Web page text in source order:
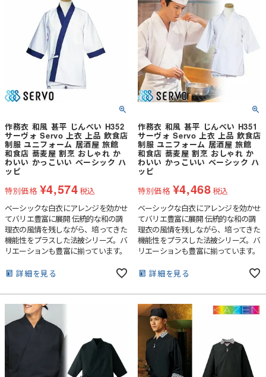
作務衣 和風 甚平 じんべい H352
サーヴォ Servo 上衣 上品 飲食店
制服 ユニフォーム 居酒屋 旅館
和食店 蕎麦屋 割烹 おしゃれ か
わいい かっこいい ベーシック ハ
ッピ
特別価格 ¥4,574税込
ベーシックな白衣にアレンジを効かせ
てバリエ豊富に展開 伝統的な和の調
理衣の風情を残しながら、培ってきた
機能性をプラスした法被シリーズ。バ
リエーションも豊富に揃っています。
詳細を見る
作務衣 和風 甚平 じんべい H351
サーヴォ Servo 上衣 上品 飲食店
制服 ユニフォーム 居酒屋 旅館
和食店 蕎麦屋 割烹 おしゃれ か
わいい かっこいい ベーシック ハ
ッピ
特別価格 ¥4,468税込
ベーシックな白衣にアレンジを効かせ
てバリエ豊富に展開 伝統的な和の調
理衣の風情を残しながら、培ってきた
機能性をプラスした法被シリーズ。バ
リエーションも豊富に揃っています。
詳細を見る